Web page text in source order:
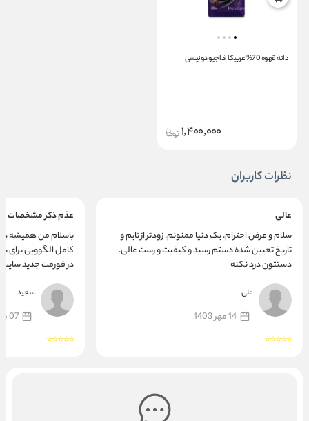
دانه قهوه 70% عربیکا آداجیو دونیسی
1,400,000
نظرات کاربران
عالی
سلام و عرض احترام. یک دنیا ممنونم. زودتر از تایم و
تاریخ تعیین شده دستم رسید و کیفیت و رست عالی.
دستتون درد نکنه
علی
14 مهر 1403
عذم ذکر مشخصات
باسلام من همیشه
کامل الگوویی برای
در فورمت جدید
اسیدیته وترشی
پزشگی داشته وبرای
حرکت روبه عقب
همیشه پیشرو بوده
سعید
07 مهر 1401